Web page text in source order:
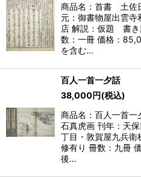
商品名：首書 土佐
元：御書物屋出雲寺
店 解説：仮題 書
数：一冊 価格：
を含む…
百人一首一夕話
38,000円(税込)
商品名：百人一首
石真虎画 刊年：天
丁目・敦賀屋九兵
修有り 冊数：九冊
後…